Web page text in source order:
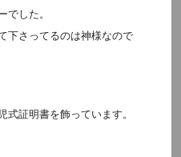
でした。
下さってるのは神様なので
証明書を飾っています。